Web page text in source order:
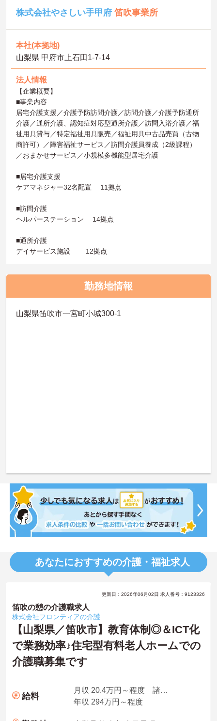
株式会社やさしい手甲府笛吹事業所
本社(本拠地)
山梨県 甲府市上石田1-7-14
法人情報
【企業概要】
■事業内容
居宅介護支援／介護予防訪問介護／訪問介護／介護予防通所
介護／通所介護、認知症対応型通所介護／訪問入浴介護／福
祉用具貸与／特定福祉用具販売／福祉用具中古品売買（古物
商許可）／障害福祉サービス／訪問介護員養成（2級課程）
／おまかせサービス／小規模多機能型居宅介護
■居宅介護支援
ケアマネジャー32名配置 11拠点
■訪問介護
ヘルパーステーション 14拠点
■通所介護
デイサービス施設 12拠点
勤務地情報
山梨県笛吹市一宮町小城300-1
あなたにおすすめの介護・福祉求人
更新日：2026年06月02日 求人番号：9123326
笛吹の憩の介護職求人
株式会社フロンティアの介護
【山梨県／笛吹市】教育体制◎＆ICT化
で業務効率♪住宅型有料老人ホームでの
介護職募集です
給料
月収 20.4万円～程度 諸手当込
年収 294万円～程度